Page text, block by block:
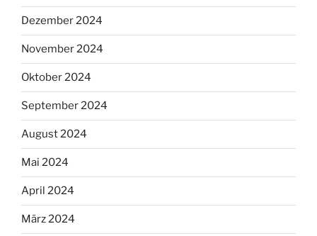
Dezember 2024
November 2024
Oktober 2024
September 2024
August 2024
Mai 2024
April 2024
März 2024